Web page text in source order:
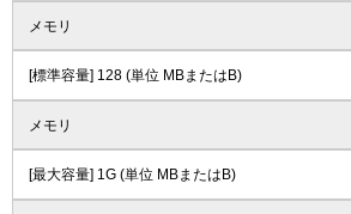
メモリ
[標準容量] 128 (単位 MBまたはB)
メモリ
[最大容量] 1G (単位 MBまたはB)